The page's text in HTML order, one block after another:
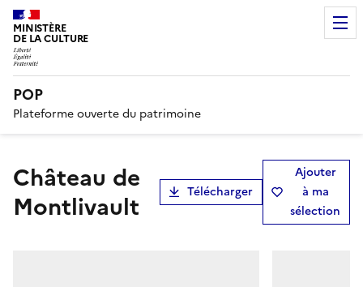
MINISTÈRE
DE LA CULTURE
POP
Plateforme ouverte du patrimoine
Château de
Montlivault
Télécharger
Ajouter
à ma
sélection